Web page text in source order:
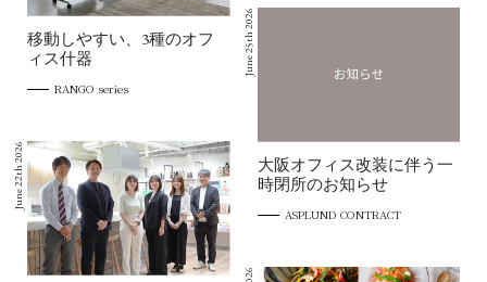
移動しやすい、3種のオフ
ィス什器
RANGO series
June 25th 2026
大阪オフィス改装に伴う一
時閉所のお知らせ
ASPLUND CONTRACT
June 22th 2026